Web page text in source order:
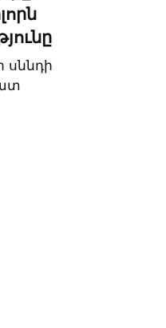
սննդի